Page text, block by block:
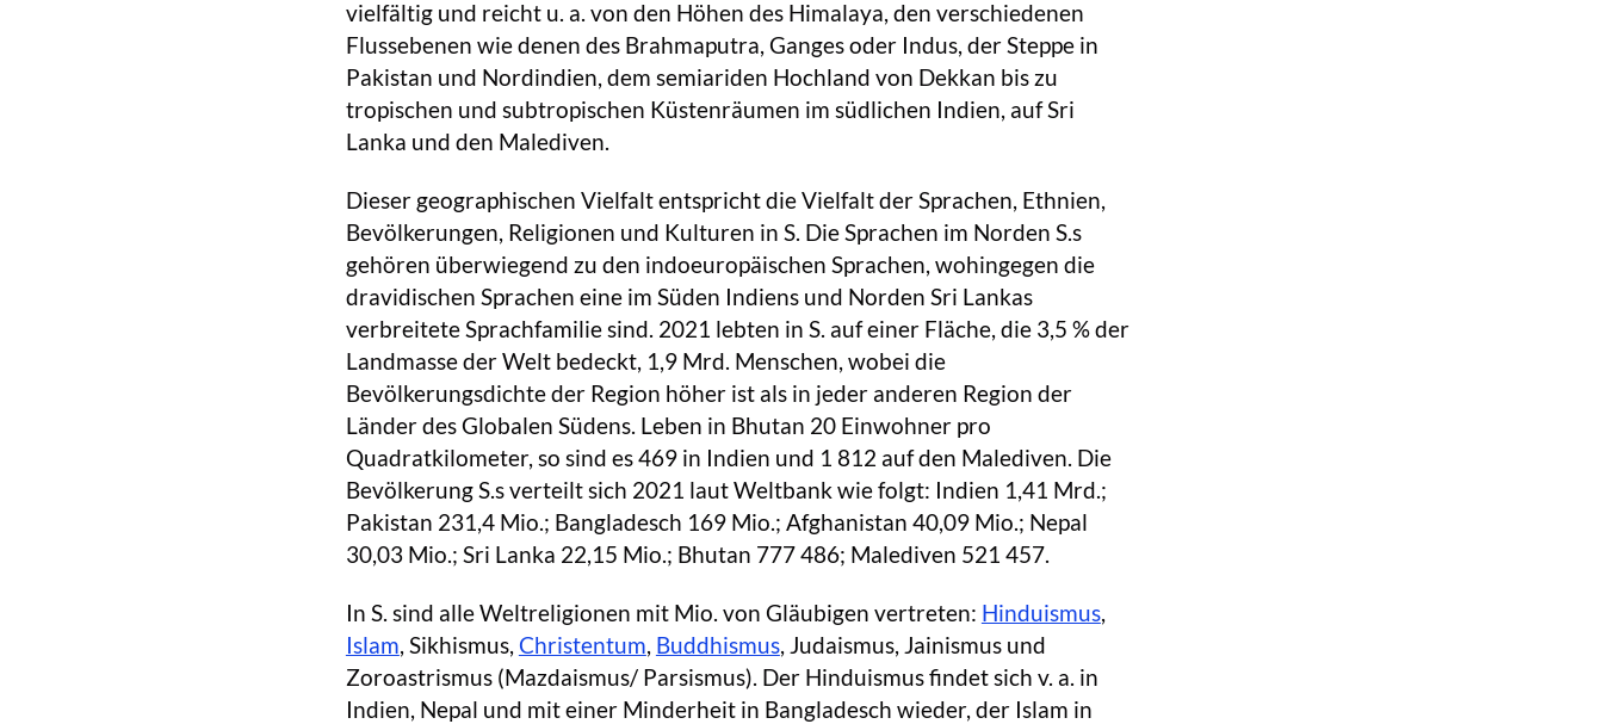
vielfältig und reicht u. a. von den Höhen des Himalaya, den verschiedenen
Flussebenen wie denen des Brahmaputra, Ganges oder Indus, der Steppe in
Pakistan und Nordindien, dem semiariden Hochland von Dekkan bis zu
tropischen und subtropischen Küstenräumen im südlichen Indien, auf Sri
Lanka und den Malediven.
Dieser geographischen Vielfalt entspricht die Vielfalt der Sprachen, Ethnien,
Bevölkerungen, Religionen und Kulturen in S. Die Sprachen im Norden S.s
gehören überwiegend zu den indoeuropäischen Sprachen, wohingegen die
dravidischen Sprachen eine im Süden Indiens und Norden Sri Lankas
verbreitete Sprachfamilie sind. 2021 lebten in S. auf einer Fläche, die 3,5 % der
Landmasse der Welt bedeckt, 1,9 Mrd. Menschen, wobei die
Bevölkerungsdichte der Region höher ist als in jeder anderen Region der
Länder des Globalen Südens. Leben in Bhutan 20 Einwohner pro
Quadratkilometer, so sind es 469 in Indien und 1 812 auf den Malediven. Die
Bevölkerung S.s verteilt sich 2021 laut Weltbank wie folgt: Indien 1,41 Mrd.;
Pakistan 231,4 Mio.; Bangladesch 169 Mio.; Afghanistan 40,09 Mio.; Nepal
30,03 Mio.; Sri Lanka 22,15 Mio.; Bhutan 777 486; Malediven 521 457.
In S. sind alle Weltreligionen mit Mio. von Gläubigen vertreten: Hinduismus,
Islam, Sikhismus, Christentum, Buddhismus, Judaismus, Jainismus und
Zoroastrismus (Mazdaismus/ Parsismus). Der Hinduismus findet sich v. a. in
Indien, Nepal und mit einer Minderheit in Bangladesch wieder, der Islam in